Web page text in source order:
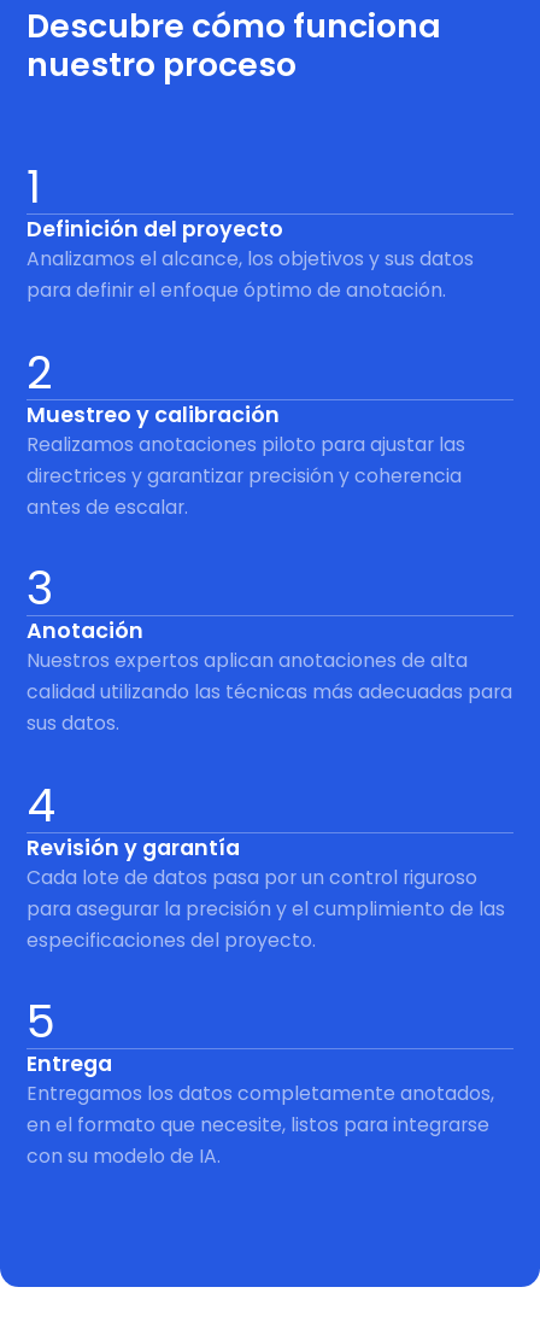
Descubre cómo funciona
nuestro proceso
1
Definición del proyecto
Analizamos el alcance, los objetivos y sus datos
para definir el enfoque óptimo de anotación.
2
Muestreo y calibración
Realizamos anotaciones piloto para ajustar las
directrices y garantizar precisión y coherencia
antes de escalar.
3
Anotación
Nuestros expertos aplican anotaciones de alta
calidad utilizando las técnicas más adecuadas para
sus datos.
4
Revisión y garantía
Cada lote de datos pasa por un control riguroso
para asegurar la precisión y el cumplimiento de las
especificaciones del proyecto.
5
Entrega
Entregamos los datos completamente anotados,
en el formato que necesite, listos para integrarse
con su modelo de IA.